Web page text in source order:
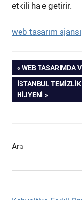
etkili hale getirir.
web tasarım ajansı
Yazı
gezinmesi
PREVIOUS
POST:
WEB TASARIMDA
NEXT
POST:
İSTANBUL
HIJYENI
Ara